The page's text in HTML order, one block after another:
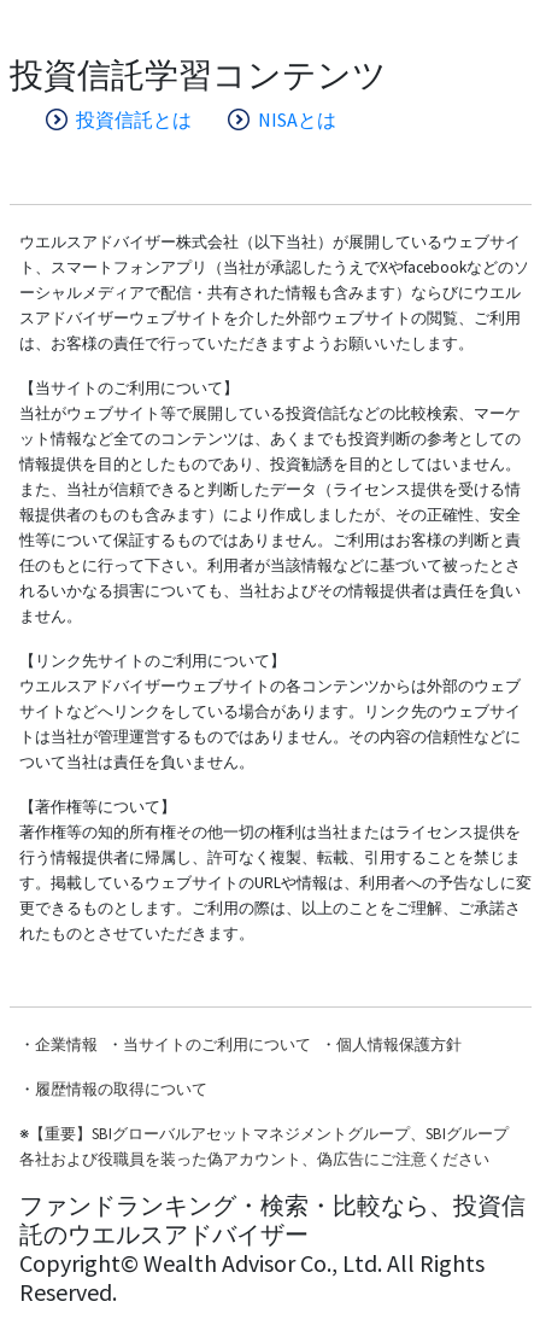
投資信託学習コンテンツ
投資信託とは NISAとは
ウエルスアドバイザー株式会社（以下当社）が展開しているウェブサイ
ト、スマートフォンアプリ（当社が承認したうえでXやfacebookなどのソ
ーシャルメディアで配信・共有された情報も含みます）ならびにウエル
スアドバイザーウェブサイトを介した外部ウェブサイトの閲覧、ご利用
は、お客様の責任で行っていただきますようお願いいたします。
【当サイトのご利用について】
当社がウェブサイト等で展開している投資信託などの比較検索、マーケ
ット情報など全てのコンテンツは、あくまでも投資判断の参考としての
情報提供を目的としたものであり、投資勧誘を目的としてはいません。
また、当社が信頼できると判断したデータ（ライセンス提供を受ける情
報提供者のものも含みます）により作成しましたが、その正確性、安全
性等について保証するものではありません。ご利用はお客様の判断と責
任のもとに行って下さい。利用者が当該情報などに基づいて被ったとさ
れるいかなる損害についても、当社およびその情報提供者は責任を負い
ません。
【リンク先サイトのご利用について】
ウエルスアドバイザーウェブサイトの各コンテンツからは外部のウェブ
サイトなどへリンクをしている場合があります。リンク先のウェブサイ
トは当社が管理運営するものではありません。その内容の信頼性などに
ついて当社は責任を負いません。
【著作権等について】
著作権等の知的所有権その他一切の権利は当社またはライセンス提供を
行う情報提供者に帰属し、許可なく複製、転載、引用することを禁じま
す。掲載しているウェブサイトのURLや情報は、利用者への予告なしに変
更できるものとします。ご利用の際は、以上のことをご理解、ご承諾さ
れたものとさせていただきます。
・ 企業情報 ・ 当サイトのご利用について ・ 個人情報保護方針
・ 履歴情報の取得について
※【重要】SBIグローバルアセットマネジメントグループ、SBIグループ
各社および役職員を装った偽アカウント、偽広告にご注意ください
ファンドランキング・検索・比較なら、投資信
託のウエルスアドバイザー
Copyright© Wealth Advisor Co., Ltd. All Rights
Reserved.